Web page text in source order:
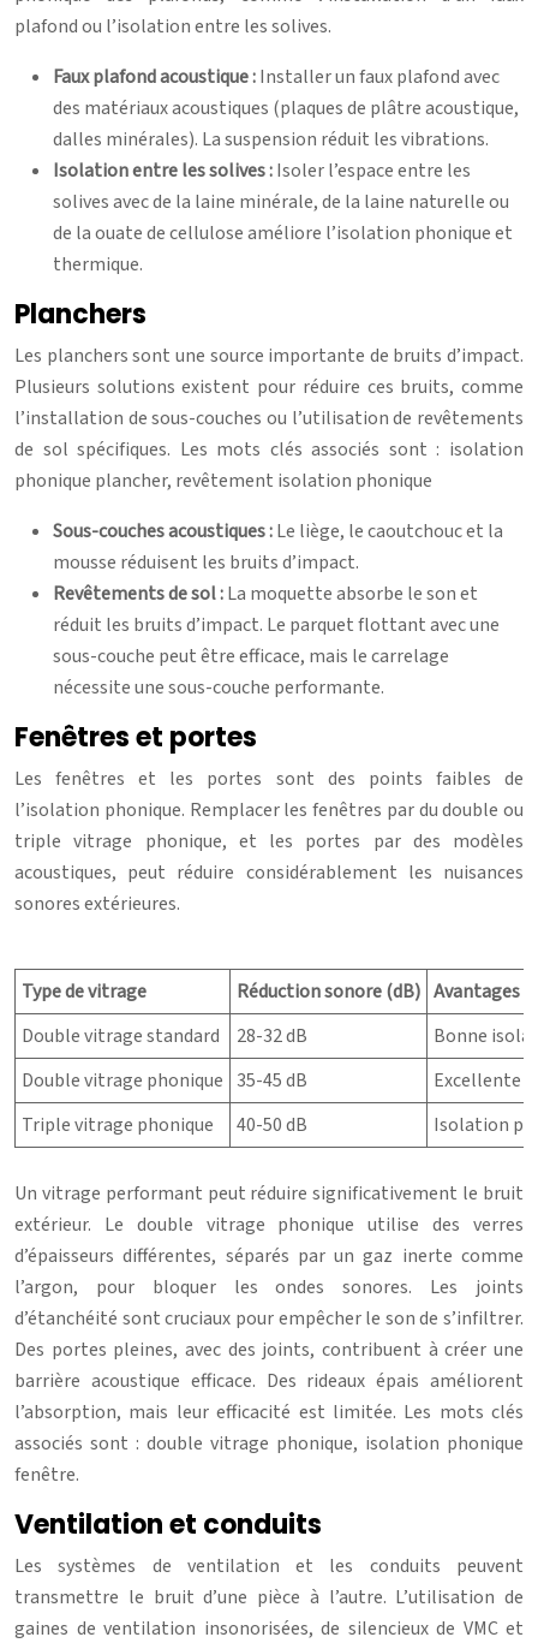
plafond ou l’isolation entre les solives.
Faux plafond acoustique :Installer un faux plafond avec
des matériaux acoustiques (plaques de plâtre acoustique,
dalles minérales). La suspension réduit les vibrations.
Isolation entre les solives :Isoler l’espace entre les
solives avec de la laine minérale, de la laine naturelle ou
de la ouate de cellulose améliore l’isolation phonique et
thermique.
Planchers
Les planchers sont une source importante de bruits d’impact.
Plusieurs solutions existent pour réduire ces bruits, comme
l’installation de sous-couches ou l’utilisation de revêtements
de sol spécifiques. Les mots clés associés sont : isolation
phonique plancher, revêtement isolation phonique
Sous-couches acoustiques :Le liège, le caoutchouc et la
mousse réduisent les bruits d’impact.
Revêtements de sol :La moquette absorbe le son et
réduit les bruits d’impact. Le parquet flottant avec une
sous-couche peut être efficace, mais le carrelage
nécessite une sous-couche performante.
Fenêtres et portes
Les fenêtres et les portes sont des points faibles de
l’isolation phonique. Remplacer les fenêtres par du double ou
triple vitrage phonique, et les portes par des modèles
acoustiques, peut réduire considérablement les nuisances
sonores extérieures.
Type de vitrage Réduction sonore (dB) Avantages
Double vitrage standard
28-32 dB
Bonne
Double vitrage phonique 35-45 dB
Excellente
Triple vitrage phonique
40-50 dB Isolation
Un vitrage performant peut réduire significativement le bruit
extérieur. Le double vitrage phonique utilise des verres
d’épaisseurs différentes, séparés par un gaz inerte comme
l’argon, pour bloquer les ondes sonores. Les joints
d’étanchéité sont cruciaux pour empêcher le son de s’infiltrer.
Des portes pleines, avec des joints, contribuent à créer une
barrière acoustique efficace. Des rideaux épais améliorent
l’absorption, mais leur efficacité est limitée. Les mots clés
associés sont : double vitrage phonique, isolation phonique
fenêtre.
Ventilation et conduits
Les systèmes de ventilation et les conduits peuvent
transmettre le bruit d’une pièce à l’autre. L’utilisation de
gaines de ventilation insonorisées, de silencieux de VMC et